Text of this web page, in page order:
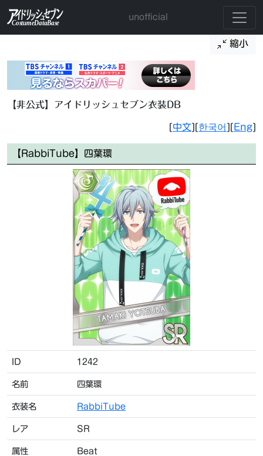
unofficial
縮小
【非公式】アイドリッシュセブン衣装DB
[中文][한국어 ][Eng]
【RabbiTube】四葉環
ID 1242
名前 四葉環
衣装名 RabbiTube
レア SR
属性 Beat